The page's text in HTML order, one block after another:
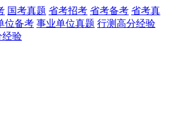
国考真题 省考招考 省考备考 省考真
位备考 事业单位真题 行测高分经验
经验